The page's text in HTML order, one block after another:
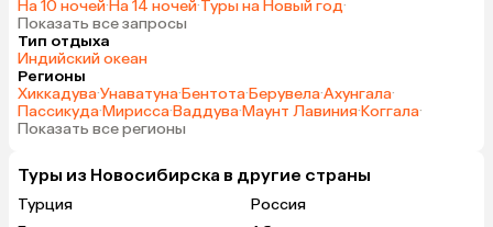
На 10 ночей·На 14 ночей·Туры на Новый год·
Показать все запросы
Тип отдыха
Индийский океан
Регионы
Хиккадува·Унаватуна·Бентота·Берувела·Ахунгала·
Пассикуда·Мирисса·Ваддува·Маунт Лавиния·Коггала·
Показать все регионы
Туры из Новосибирска в другие страны
Турция
Россия